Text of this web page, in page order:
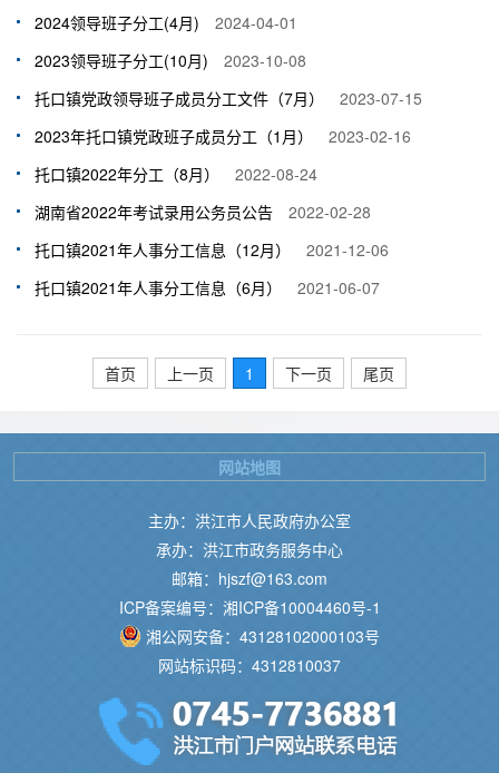
2024领导班子分工(4月)
2024-04-01
2023领导班子分工(10月)
2023-10-08
托口镇党政领导班子成员分工文件（7月）
2023-07-15
2023年托口镇党政班子成员分工（1月）
2023-02-16
托口镇2022年分工（8月）
2022-08-24
湖南省2022年考试录用公务员公告
2022-02-28
托口镇2021年人事分工信息（12月）
2021-12-06
托口镇2021年人事分工信息（6月）
2021-06-07
首页 上一页 1 下一页 尾页
主办：洪江市人民政府办公室
承办：洪江市政务服务中心
邮箱：hjszf@163.com
ICP备案编号：湘ICP备10004460号-1
湘公网安备：43128102000103号
网站标识码：4312810037
网站地图